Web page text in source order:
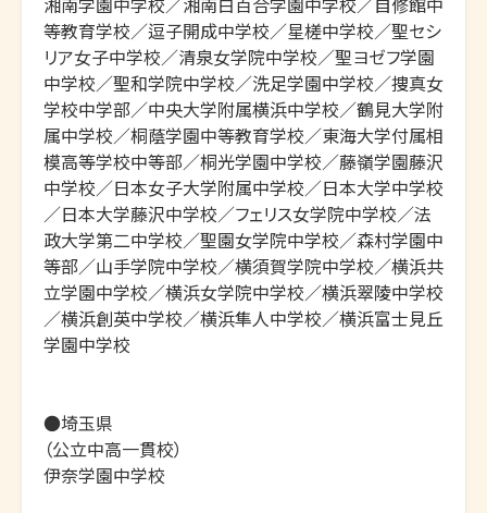
等教育学校／逗子開成中学校／星槎中学校／聖セシ
リア女子中学校／清泉女学院中学校／聖ヨゼフ学園
中学校／聖和学院中学校／洗足学園中学校／捜真女
学校中学部／中央大学附属横浜中学校／鶴見大学附
属中学校／桐蔭学園中等教育学校／東海大学付属相
模高等学校中等部／桐光学園中学校／藤嶺学園藤沢
中学校／日本女子大学附属中学校／日本大学中学校
／日本大学藤沢中学校／フェリス女学院中学校／法
政大学第二中学校／聖園女学院中学校／森村学園中
等部／山手学院中学校／横須賀学院中学校／横浜共
立学園中学校／横浜女学院中学校／横浜翠陵中学校
／横浜創英中学校／横浜隼人中学校／横浜富士見丘
学園中学校
●埼玉県
（公立中高一貫校）
伊奈学園中学校